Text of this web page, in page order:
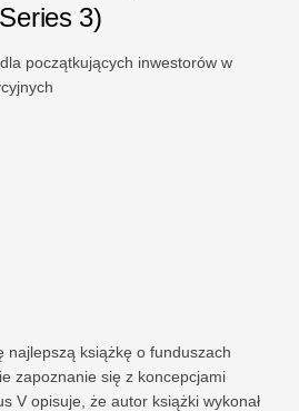
3)
początkujących inwestorów w
najlepszą książkę o funduszach
zapoznanie się z koncepcjami
V opisuje, że autor książki wykonał